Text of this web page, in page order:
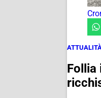
Follia